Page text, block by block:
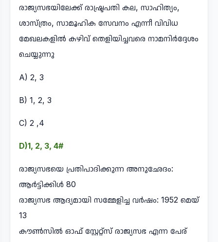
രാജ്യസഭയിലേക്ക് രാഷ്ട്രപതി കല, സാഹിത്യം,
ശാസ്ത്രം, സാമൂഹിക സേവനം എന്നീ വിവിധ
മേഖലകളിൽ കഴിവ് തെളിയിച്ചവരെ നാമനിർദ്ദേശം
ചെയ്യുന്നു
A) 2, 3
B) 1, 2, 3
C) 2 ,4
D)1, 2, 3, 4#
രാജ്യസഭയെ പ്രതിപാദിക്കുന്ന അനുഛേദം:
ആർട്ടിക്കിൾ 80
രാജ്യസഭ ആദ്യമായി സമ്മേളിച്ച വർഷം: 1952 മെയ്
13
കൗൺസിൽ ഓഫ് സ്റ്റേറ്റ്സ് രാജ്യസഭ എന്ന പേര്